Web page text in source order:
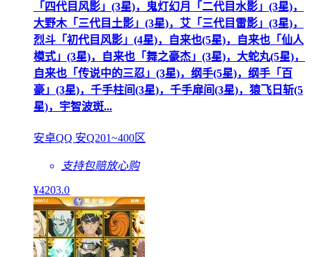
「四代目风影」(3星)，鬼灯幻月「二代目水影」(3星)，
大野木「三代目土影」(3星)，艾「三代目雷影」(3星)，
烈斗「初代目风影」(4星)，自来也(5星)，自来也「仙人
模式」(3星)，自来也「舞之豪杰」(3星)，大蛇丸(5星)，
自来也「传说中的三忍」(3星)，纲手(5星)，纲手「百
豪」(3星)，千手柱间(3星)，千手扉间(3星)，猿飞日斩(5
星)，宇智波斑...
安卓QQ 安Q201~400区
支持包赔放心购
¥4203.0